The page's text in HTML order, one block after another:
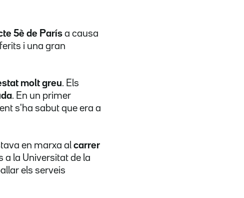
5è de París a causa
i una gran
molt greu. Els
. En un primer
s'ha sabut que era a
en marxa al carrer
a la Universitat de la
els serveis